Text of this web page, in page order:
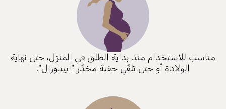
مناسب للاستخدام منذ بداية الطلق في المنزل، حتى نهاية
الولادة أو حتى تلقّي حقنة مخدّر "ابيدورال".